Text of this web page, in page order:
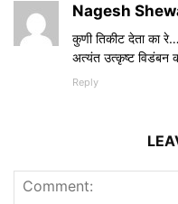
Nagesh
कुणी तिकीट देता का रे…
अत्यंत उत्कृष्ट विडंबन
Reply